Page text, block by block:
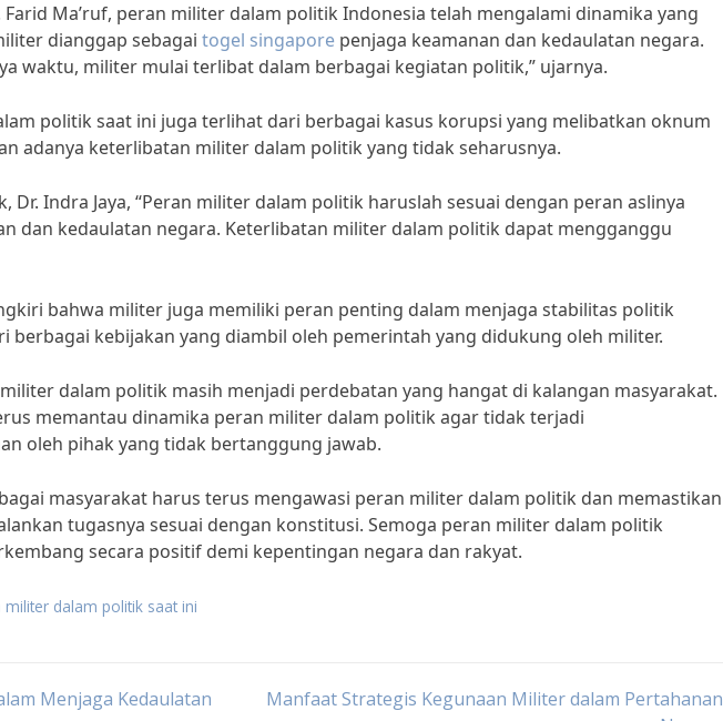
Ma’ruf, peran militer dalam politik Indonesia telah mengalami dinamika yang
dianggap sebagai togel singapore penjaga keamanan dan kedaulatan negara.
waktu, militer mulai terlibat dalam berbagai kegiatan politik,” ujarnya.
politik saat ini juga terlihat dari berbagai kasus korupsi yang melibatkan oknum
adanya keterlibatan militer dalam politik yang tidak seharusnya.
Indra Jaya, “Peran militer dalam politik haruslah sesuai dengan peran aslinya
dan kedaulatan negara. Keterlibatan militer dalam politik dapat mengganggu
bahwa militer juga memiliki peran penting dalam menjaga stabilitas politik
berbagai kebijakan yang diambil oleh pemerintah yang didukung oleh militer.
dalam politik masih menjadi perdebatan yang hangat di kalangan masyarakat.
memantau dinamika peran militer dalam politik agar tidak terjadi
oleh pihak yang tidak bertanggung jawab.
masyarakat harus terus mengawasi peran militer dalam politik dan memastikan
tugasnya sesuai dengan konstitusi. Semoga peran militer dalam politik
secara positif demi kepentingan negara dan rakyat.
militer dalam politik saat ini
Menjaga Kedaulatan
Manfaat Strategis Kegunaan Militer dalam Pertahanan